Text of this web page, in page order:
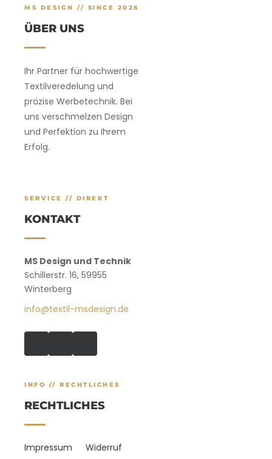
MS DESIGN // SINCE 2026
ÜBER UNS
Ihr Partner für hochwertige
Textilveredelung und
präzise Werbetechnik. Bei
uns verschmelzen Design
und Perfektion zu Ihrem
Erfolg.
SERVICE // DIREKT
KONTAKT
MS Design und Technik
Schillerstr. 16, 59955
Winterberg
info@textil-msdesign.de
INFO // RECHTLICHES
RECHTLICHES
Impressum
Widerruf